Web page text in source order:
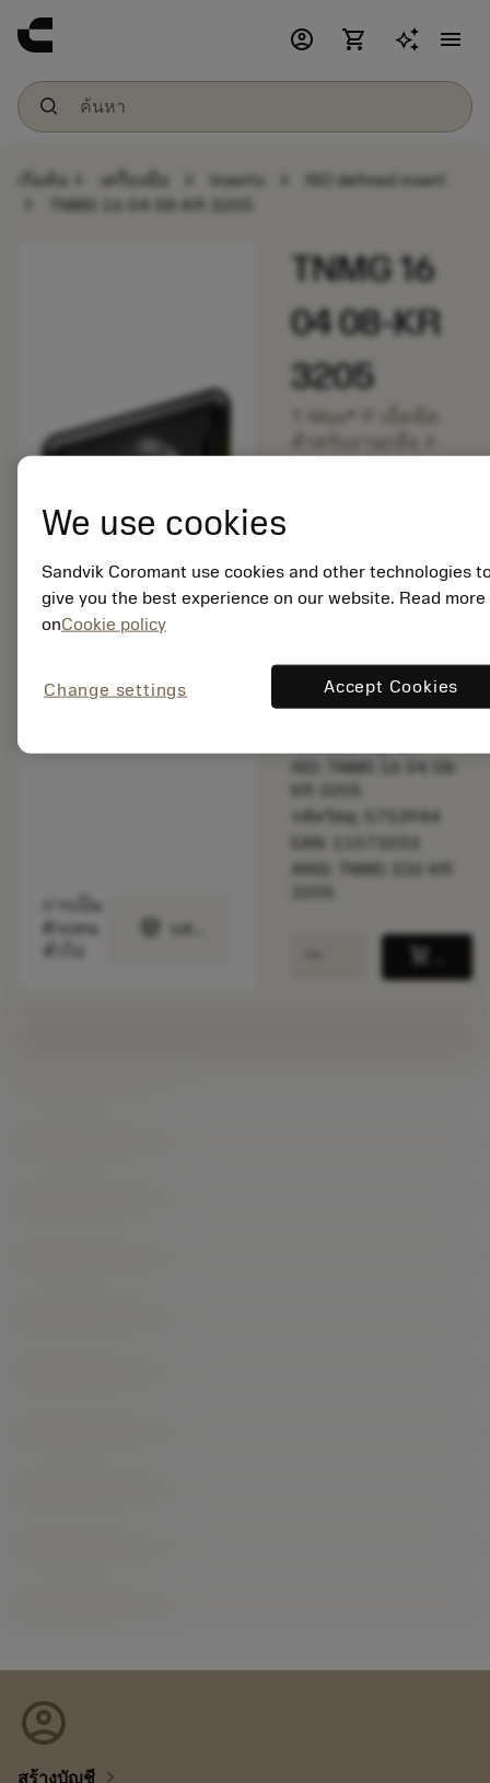
account_circle shopping_cart menu
เริ่มต้น เครื่องมือ Inserts ISO defined insert
TNMG 16 04 08-KR 3205
TNMG 16
04 08-KR
3205
T-Max® P เม็ดมีด
สำหรับงานกลึง
การเป็น
ตัวแทน
deployed_code แสดงโมเดล 3 มิติ
จำหน่าย
ISO: TNMG 16 04 08-
KR 3205
รหัสวัสดุ: 5753944
EAN: 11573203
ANSI: TNMG 332-KR
shopping_cart
account_circle
สร้างบัญชี chevron_right
We use cookies
Sandvik Coromant use cookies and other technologies
give you the best experience on our website. Read more
onCookie policy
Change settings Accept Cookies